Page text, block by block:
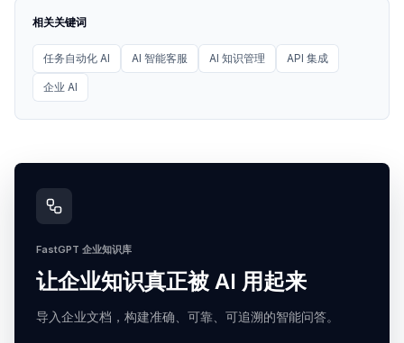
相关关键词
任务自动化 AI AI 智能客服 AI 知识管理 API 集成
企业 AI
FastGPT 企业知识库
让企业知识真正被 AI 用起来
导入企业文档，构建准确、可靠、可追溯的智能问答。